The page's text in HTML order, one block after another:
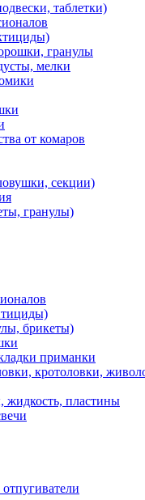
таблетки)
гранулы
мелки
от комаров
секции)
гранулы)
брикеты)
приманки
кротоловки,
жидкость, пластины